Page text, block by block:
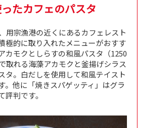
たカフェのパスタ
用宗漁港の近くにあるカフェレスト
極的に取り入れたメニューがおすす
カモクとしらすの和風パスタ（1250
取れる海藻アカモクと釜揚げシラス
タ。白だしを使用して和風テイスト
。他に「焼きスパゲッティ」はグラ
評判です。